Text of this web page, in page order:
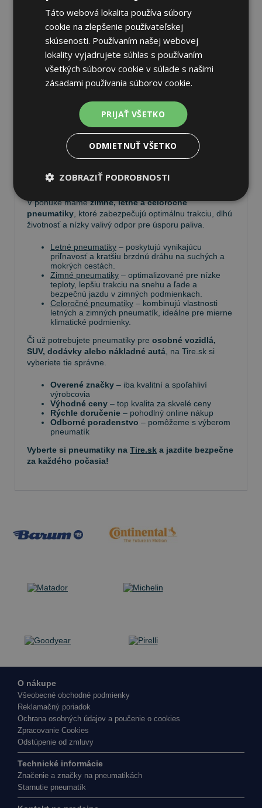
Pneumatiky
Vyberte si kvalitnépneumatikypre bezpečnú,
komfortnú a úspornú jazdu. NaTire.sk
nájdete široký
výber pneumatík pre rôzne typy vozidiel a jazdných
prémiové značky, akoContinental
Goodyear,Michelin ,Pirelli,Dunlopa
V ponuke mámezimné, letné a celoročné
pneumatiky , ktoré zabezpečujú optimálnu trakciu, dlhú
životnosť a nízky valivý odpor pre úsporu paliva.
Letné pneumatiky – poskytujú vynikajúcu
priľnavosť a kratšiu brzdnú dráhu na suchých a
mokrých cestách.
Zimné pneumatiky – optimalizované pre nízke
teploty, lepšiu trakciu na snehu a ľade a
bezpečnú jazdu v zimných podmienkach.
Celoročné pneumatiky – kombinujú vlastnosti
letných a zimných pneumatík, ideálne pre mierne
klimatické podmienky.
Či už potrebujete pneumatiky pre osobné vozidlá,
SUV, dodávky alebo nákladné autá , na Tire.sk si
vyberiete tie správne.
Overené značky – iba kvalitní a spoľahliví
výrobcovia
Výhodné ceny – top kvalita za skvelé ceny
Rýchle doručenie – pohodlný online nákup
Odborné poradenstvo – pomôžeme s výberom
pneumatík
Vyberte si pneumatiky na Tire.sk a jazdite bezpečne
za každého počasia!
O nákupe
Všeobecné obchodné podmienky
Reklamačný poriadok
Ochrana osobných údajov a poučenie o cookies
Zpracovanie Cookies
Odstúpenie od zmluvy
Technické informácie
Značenie a značky na pneumatikách
Starnutie pneumatík
Táto webová lokalita používa súbory
cookie na zlepšenie používateľskej
skúsenosti. Používaním našej webovej
lokality vyjadrujete súhlas s používaním
všetkých súborov cookie v súlade s našimi
zásadami používania súborov cookie.
PRIJAŤ VŠETKO
ODMIETNUŤ VŠETKO
ZOBRAZIŤ PODROBNOSTI